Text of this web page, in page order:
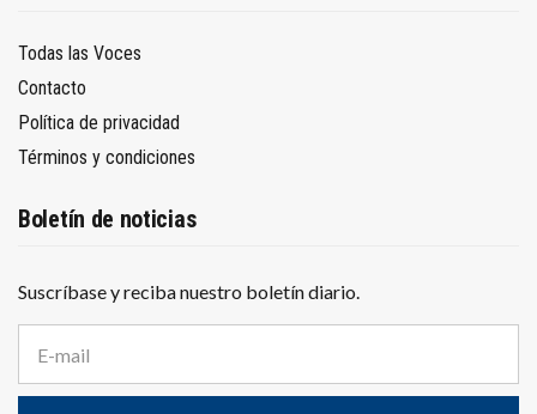
Todas las Voces
Contacto
Política de privacidad
Términos y condiciones
Boletín de noticias
Suscríbase y reciba nuestro boletín diario.
r
e